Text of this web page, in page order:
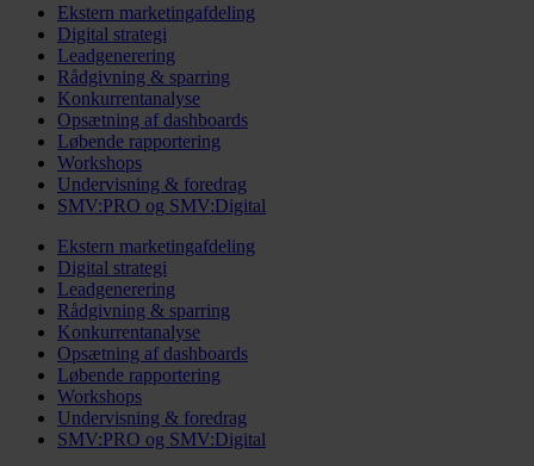
Ekstern marketingafdeling
Digital strategi
Leadgenerering
Rådgivning & sparring
Konkurrentanalyse
Opsætning af dashboards
Løbende rapportering
Workshops
Undervisning & foredrag
SMV:PRO og SMV:Digital
Ekstern marketingafdeling
Digital strategi
Leadgenerering
Rådgivning & sparring
Konkurrentanalyse
Opsætning af dashboards
Løbende rapportering
Workshops
Undervisning & foredrag
SMV:PRO og SMV:Digital